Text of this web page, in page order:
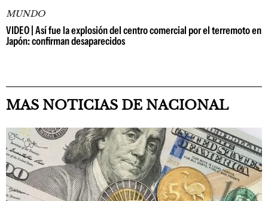
MUNDO
VIDEO | Así fue la explosión del centro comercial por el terremoto en
Japón: confirman desaparecidos
MAS NOTICIAS DE NACIONAL